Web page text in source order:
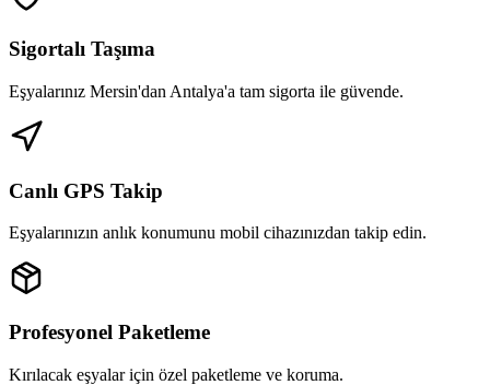
Sigortalı Taşıma
Eşyalarınız Mersin'dan Antalya'a tam sigorta ile güvende.
Canlı GPS Takip
Eşyalarınızın anlık konumunu mobil cihazınızdan takip edin.
Profesyonel Paketleme
Kırılacak eşyalar için özel paketleme ve koruma.